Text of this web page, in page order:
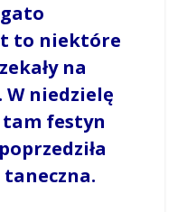
to niektóre
na
W niedzielę
tam festyn